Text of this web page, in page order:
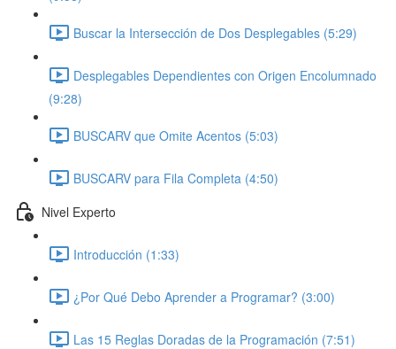
Buscar la Intersección de Dos Desplegables (5:29)
Desplegables Dependientes con Origen Encolumnado
(9:28)
BUSCARV que Omite Acentos (5:03)
BUSCARV para Fila Completa (4:50)
Nivel Experto
Introducción (1:33)
¿Por Qué Debo Aprender a Programar? (3:00)
Las 15 Reglas Doradas de la Programación (7:51)